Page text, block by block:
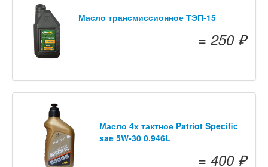
Масло трансмиссионное ТЭП-15
= 250 ₽
Масло 4х тактное Patriot Specific
sae 5W-30 0.946L
= 400 ₽